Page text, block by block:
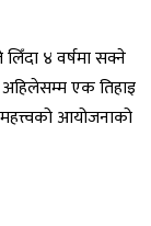
लिँदा ४ वर्षमा सक्ने
एक तिहाइ
आयोजनाको